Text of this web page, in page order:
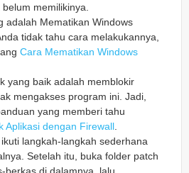
memilikinya.
adalah Mematikan Windows
tidak tahu cara melakukannya,
Cara Mematikan Windows
yang baik adalah memblokir
mengakses program ini. Jadi,
yang memberi tahu
Aplikasi dengan Firewall.
langkah-langkah sederhana
Setelah itu, buka folder patch